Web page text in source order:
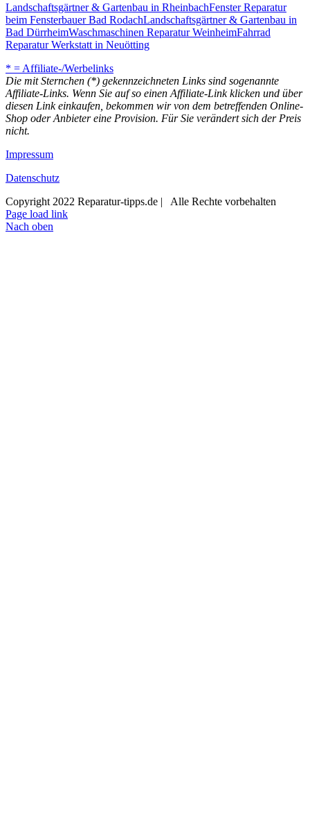
Landschaftsgärtner & Gartenbau in RheinbachFenster Reparatur
beim Fensterbauer Bad RodachLandschaftsgärtner & Gartenbau in
Bad DürrheimWaschmaschinen Reparatur WeinheimFahrrad
Reparatur Werkstatt in Neuötting
* = Affiliate-/Werbelinks
Die mit Sternchen (*) gekennzeichneten Links sind sogenannte
Affiliate-Links. Wenn Sie auf so einen Affiliate-Link klicken und über
diesen Link einkaufen, bekommen wir von dem betreffenden Online-
Shop oder Anbieter eine Provision. Für Sie verändert sich der Preis
nicht.
Impressum
Datenschutz
Copyright 2022 Reparatur-tipps.de | Alle Rechte vorbehalten
Page load link
Nach oben